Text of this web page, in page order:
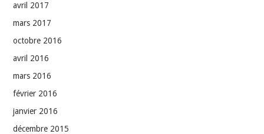
avril 2017
mars 2017
octobre 2016
avril 2016
mars 2016
février 2016
janvier 2016
décembre 2015